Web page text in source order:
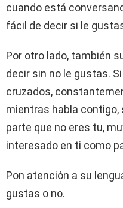
cuando está
fácil de decir si le
Por otro lado, también
decir sin no le gustas.
cruzados,
mientras habla contigo,
parte que no eres tu,
interesado en ti como
Pon atención a su
gustas o no.